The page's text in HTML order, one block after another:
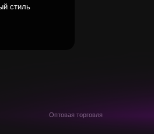
стиль
Оптовая торговля